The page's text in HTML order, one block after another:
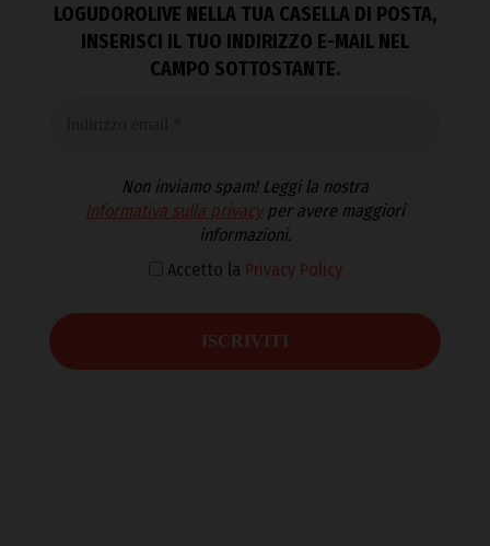
LOGUDOROLIVE NELLA TUA CASELLA DI POSTA,
INSERISCI IL TUO INDIRIZZO E-MAIL NEL
CAMPO SOTTOSTANTE.
Non inviamo spam! Leggi la nostra
Informativa sulla privacyper avere maggiori
informazioni.
Accetto la Privacy Policy